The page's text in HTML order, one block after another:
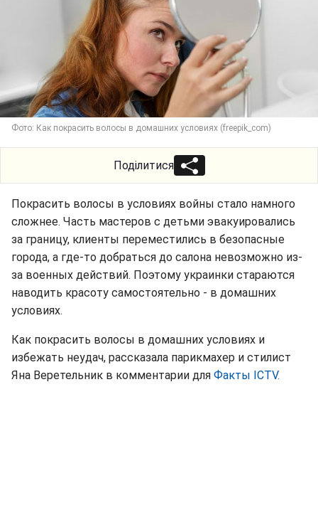
Фото: Как покрасить волосы в домашних условиях (freepik_com)
Поділитися
Покрасить волосы в условиях войны стало намного
сложнее. Часть мастеров с детьми эвакуировались
за границу, клиенты переместились в безопасные
города, а где-то добраться до салона невозможно из-
за военных действий. Поэтому украинки стараются
наводить красоту самостоятельно - в домашних
условиях.
Как покрасить волосы в домашних условиях и
избежать неудач, рассказала парикмахер и стилист
Яна Веретельник в комментарии для Факты ICTV.